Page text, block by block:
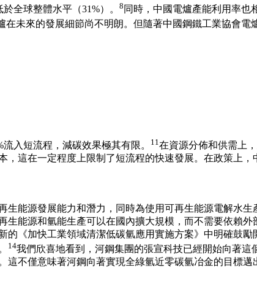
全球整體水平（31%）。 8 同時，中國電爐產能利用率也
在未來的發展細節尚不明朗。但隨著中國鋼鐵工業協會電
流入短流程 ，減碳效果極其有限。 11在資源分佈和供需上
這在一定程度上限制了短流程的快速發展。在政策上，
能源發展能力和潛力，同時為使用可再生能源電解水生
能源和氫能生產可以在國內擴大規模，而不需要依賴
的 《加快工業領域清潔低碳氫應用實施方案》 中明確鼓
14我們欣喜地看到，河鋼集團的張宣科技已經開始向著這
。這不僅意味著河鋼向著實現全綠氫近零碳氫冶金的目標